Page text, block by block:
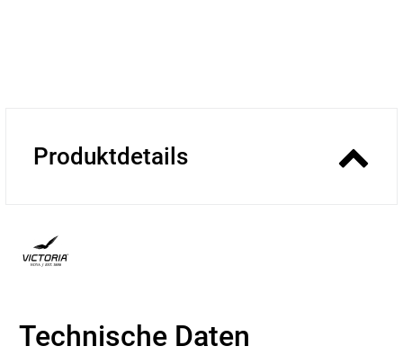
Produktdetails
Technische Daten